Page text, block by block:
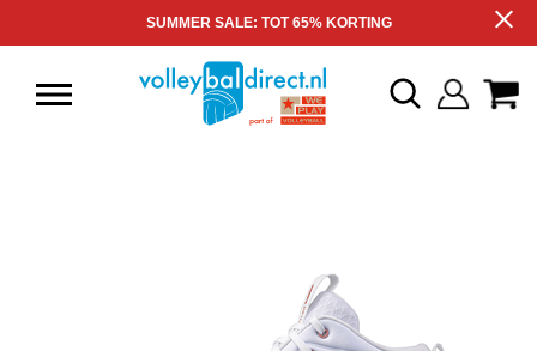
SUMMER SALE: TOT 65% KORTING